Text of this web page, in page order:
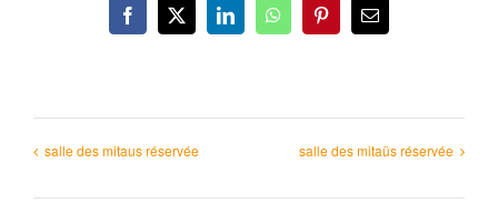
Facebook
X LinkedInWhatsAppPinterestEmail
salle des mitaus réservée salle des mitaüs réservée